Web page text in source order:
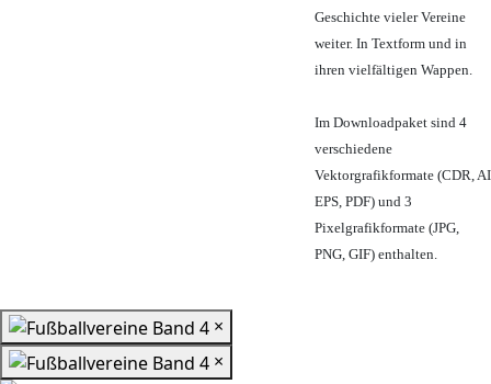
Geschichte vieler Vereine
weiter. In Textform und in
ihren vielfältigen Wappen.
Im Downloadpaket sind 4
verschiedene
Vektorgrafikformate (CDR, AI
EPS, PDF) und 3
Pixelgrafikformate (JPG,
PNG, GIF) enthalten.
×
×